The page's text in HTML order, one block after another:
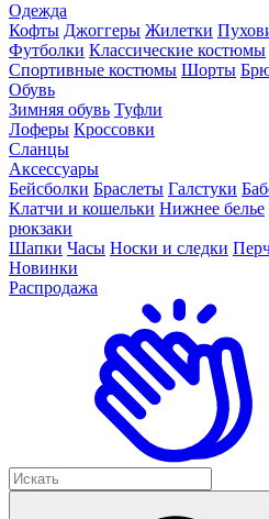
Одежда
Кофты Джоггеры Жилетки
Футболки Классические костюмы
Спортивные костюмы Шорты
Обувь
Зимняя обувь Туфли
Лоферы Кроссовки
Сланцы
Аксессуары
Бейсболки Браслеты Галстуки
Клатчи и кошельки Нижнее белье
рюкзаки
Шапки Часы Носки и следки
Новинки
Распродажа